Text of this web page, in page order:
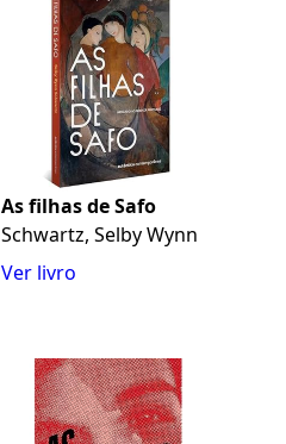
As filhas de Safo
Schwartz, Selby Wynn
Ver livro